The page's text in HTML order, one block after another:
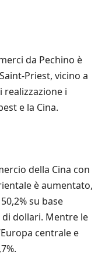
da Pechino è
Priest, vicino a
realizzazione i
e la Cina.
della Cina con
è aumentato,
su base
dollari. Mentre le
centrale e